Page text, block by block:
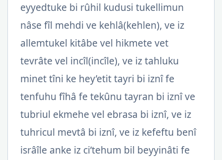
eyyedtuke bi rûhil kudusi tukellimun
nâse fîl mehdi ve kehlâ(kehlen), ve iz
allemtukel kitâbe vel hikmete vet
tevrâte vel incîl(incîle), ve iz tahluku
minet tîni ke hey’etit tayri bi iznî fe
tenfuhu fîhâ fe tekûnu tayran bi iznî ve
tubriul ekmehe vel ebrasa bi iznî, ve iz
tuhricul mevtâ bi iznî, ve iz kefeftu benî
isrâîle anke iz ci’tehum bil beyyinâti fe